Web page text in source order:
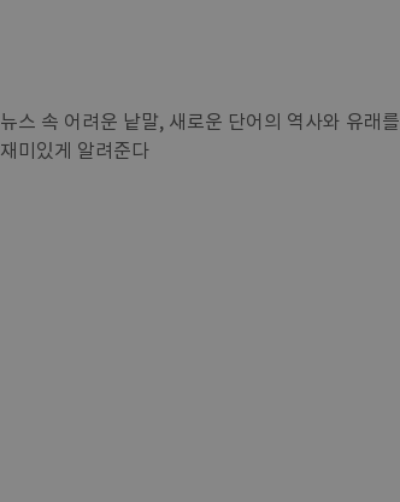
뉴스 속 어려운 낱말, 새로운 단어의 역사와 유래를
재미있게 알려준다